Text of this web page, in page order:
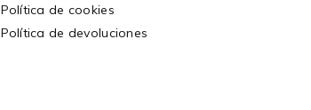
Política de cookies
Política de devoluciones